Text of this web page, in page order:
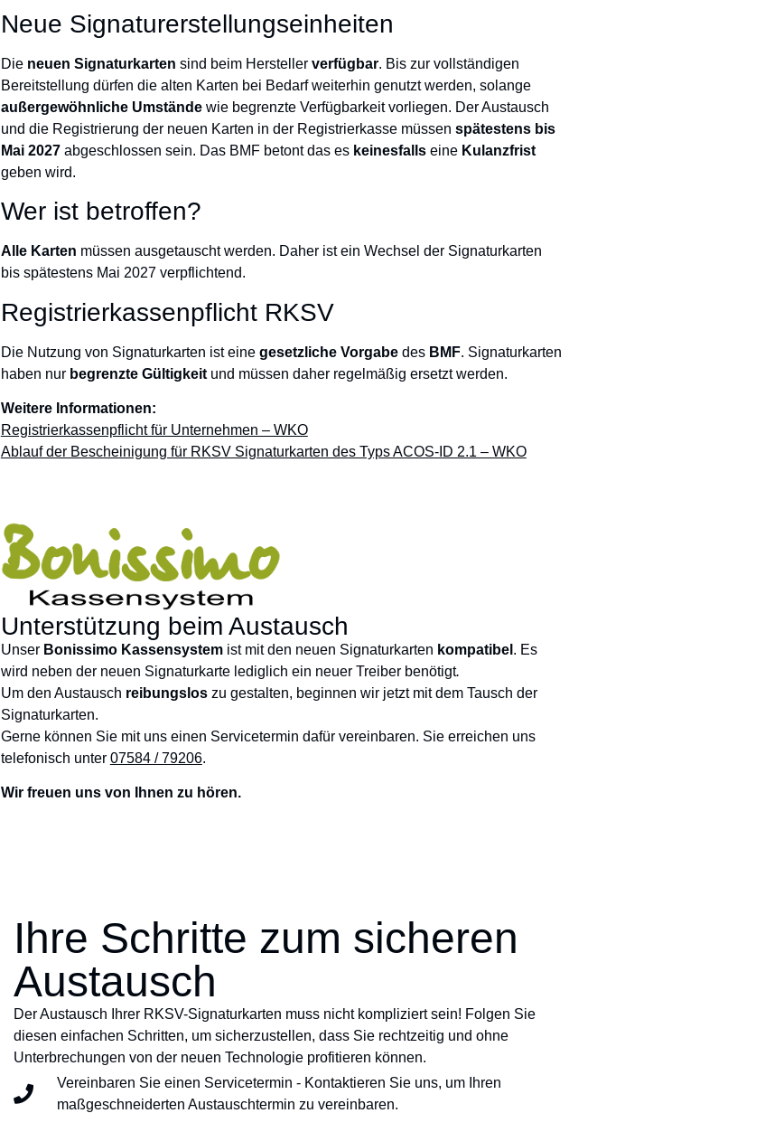
Neue Signaturerstellungseinheiten
Die neuen Signaturkarten sind beim Hersteller verfügbar. Bis zur vollständigen
Bereitstellung dürfen die alten Karten bei Bedarf weiterhin genutzt werden, solange
außergewöhnliche Umständewie begrenzte Verfügbarkeit vorliegen. Der Austausch
und die Registrierung der neuen Karten in der Registrierkasse müssen spätestens bis
Mai 2027abgeschlossen sein. Das BMF betont das es keinesfalls eine Kulanzfrist
geben wird.
Wer ist betroffen?
Alle Karten müssen ausgetauscht werden. Daher ist ein Wechsel der Signaturkarten
bis spätestens Mai 2027 verpflichtend.
Registrierkassenpflicht RKSV
Die Nutzung von Signaturkarten ist eine gesetzliche Vorgabedes BMF. Signaturkarten
haben nur begrenzte Gültigkeitund müssen daher regelmäßig ersetzt werden.
Weitere Informationen:
Registrierkassenpflicht für Unternehmen – WKO
Ablauf der Bescheinigung für RKSV Signaturkarten des Typs ACOS-ID 2.1 – WKO
Unterstützung beim Austausch
Unser Bonissimo Kassensystem ist mit den neuen Signaturkarten kompatibel . Es
wird neben der neuen Signaturkarte lediglich ein neuer Treiber benötigt.
Um den Austausch reibungslos zu gestalten, beginnen wir jetzt mit dem Tausch der
Signaturkarten.
Gerne können Sie mit uns einen Servicetermin dafür vereinbaren. Sie erreichen uns
telefonisch unter 07584 / 79206.
Wir freuen uns von Ihnen zu hören.
Ihre Schritte zum sicheren
Austausch
Der Austausch Ihrer RKSV-Signaturkarten muss nicht kompliziert sein! Folgen Sie
diesen einfachen Schritten, um sicherzustellen, dass Sie rechtzeitig und ohne
Unterbrechungen von der neuen Technologie profitieren können.
Vereinbaren Sie einen Servicetermin - Kontaktieren Sie uns, um Ihren
maßgeschneiderten Austauschtermin zu vereinbaren.